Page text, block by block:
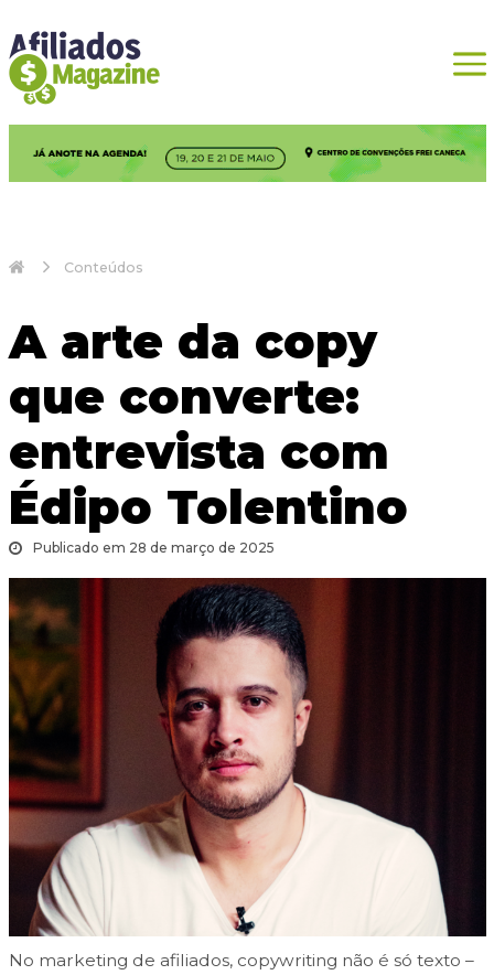
Conteúdos
A arte da copy
que converte:
entrevista com
Édipo Tolentino
Publicado em 28 de março de 2025
No marketing de afiliados, copywriting não é só texto –